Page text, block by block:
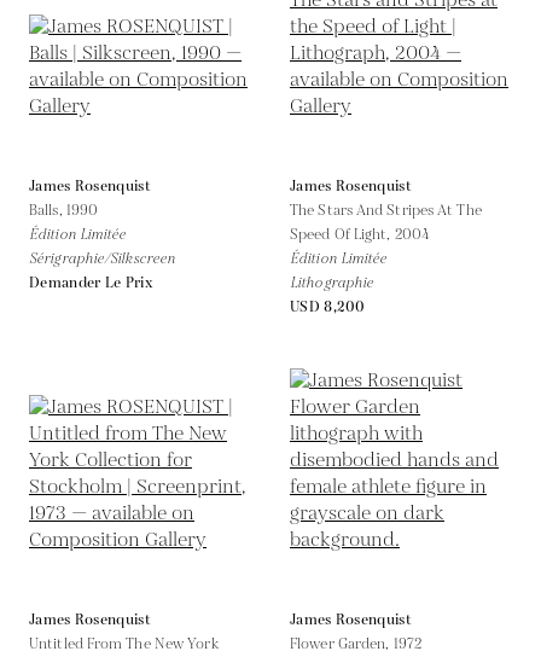
James Rosenquist
Balls, 1990
Édition Limitée
Sérigraphie/Silkscreen
Demander Le Prix
James Rosenquist
The Stars And Stripes At The
Speed Of Light, 2004
Édition Limitée
Lithographie
USD 8,200
James Rosenquist
Untitled From The New York
James Rosenquist
Flower Garden, 1972